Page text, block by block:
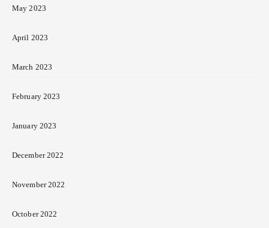
May 2023
April 2023
March 2023
February 2023
January 2023
December 2022
November 2022
October 2022